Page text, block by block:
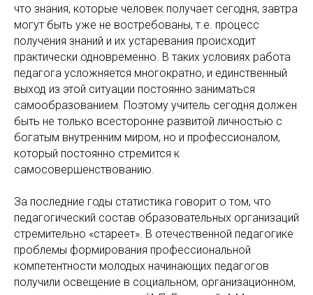
что знания, которые человек получает сегодня, завтра
могут быть уже не востребованы, т.е. процесс
получения знаний и их устаревания происходит
практически одновременно. В таких условиях работа
педагога усложняется многократно, и единственный
выход из этой ситуации постоянно заниматься
самообразованием. Поэтому учитель сегодня должен
быть не только всесторонне развитой личностью с
богатым внутренним миром, но и профессионалом,
который постоянно стремится к
самосовершенствованию.
За последние годы статистика говорит о том, что
педагогический состав образовательных организаций
стремительно «стареет». В отечественной педагогике
проблемы формирования профессиональной
компетентности молодых начинающих педагогов
получили освещение в социальном, организационном,